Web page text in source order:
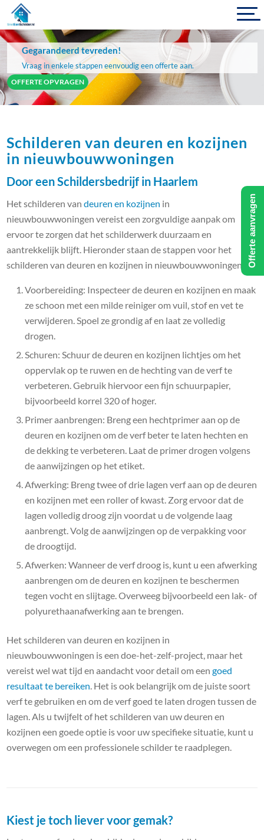
Gegarandeerd tevreden!
Vraag in enkele stappen eenvoudig een offerte aan.
OFFERTE OPVRAGEN
Schilderen van deuren en kozijnen
in nieuwbouwwoningen
Door een Schildersbedrijf in Haarlem
Het schilderen vandeuren en kozijnen in
nieuwbouwwoningen vereist een zorgvuldige aanpak om
ervoor te zorgen dat het schilderwerk duurzaam en
aantrekkelijk blijft. Hieronder staan de stappen voor het
schilderen van deuren en kozijnen in nieuwbouwwoningen:
Voorbereiding: Inspecteer de deuren en kozijnen en maak
ze schoon met een milde reiniger om vuil, stof en vet te
verwijderen. Spoel ze grondig af en laat ze volledig
drogen.
Schuren: Schuur de deuren en kozijnen lichtjes om het
oppervlak op te ruwen en de hechting van de verf te
verbeteren. Gebruik hiervoor een fijn schuurpapier,
bijvoorbeeld korrel 320 of hoger.
Primer aanbrengen: Breng een hechtprimer aan op de
deuren en kozijnen om de verf beter te laten hechten en
de dekking te verbeteren. Laat de primer drogen volgens
de aanwijzingen op het etiket.
Afwerking: Breng twee of drie lagen verf aan op de deuren
en kozijnen met een roller of kwast. Zorg ervoor dat de
lagen volledig droog zijn voordat u de volgende laag
aanbrengt. Volg de aanwijzingen op de verpakking voor
de droogtijd.
Afwerken: Wanneer de verf droog is, kunt u een afwerking
aanbrengen om de deuren en kozijnen te beschermen
tegen vocht en slijtage. Overweeg bijvoorbeeld een lak- of
polyurethaanafwerking aan te brengen.
Het schilderen van deuren en kozijnen in
nieuwbouwwoningen is een doe-het-zelf-project, maar het
vereist wel wat tijd en aandacht voor detail om een ​​goed
resultaat te bereiken. Het is ook belangrijk om de juiste soort
verf te gebruiken en om de verf goed te laten drogen tussen de
lagen. Als u twijfelt of het schilderen van uw deuren en
kozijnen een goede optie is voor uw specifieke situatie, kunt u
overwegen om een ​​professionele schilder te raadplegen.
Kiest je toch liever voor gemak?
Offerte aanvragen